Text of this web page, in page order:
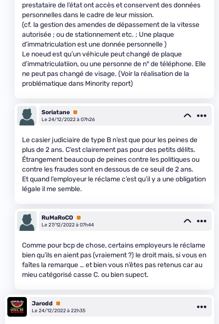
prestataire de l’état ont accès et conservent des données
personnelles dans le cadre de leur mission.
(cf. la gestion des amendes de dépassement de la vitesse
autorisée ; ou de stationnement etc. ; Une plaque
d’immatriculation est une donnée personnelle )
Le noeud est qu’un véhicule peut changé de plaque
d’immatriculatiion, ou une personne de n° de téléphone. Elle
ne peut pas changé de visage. (Voir la réalisation de la
problématique dans Minority report)
Soriatane Premium
Le 24/12/2022 à 07h26
Le casier judiciaire de type B n’est que pour les peines de
plus de 2 ans. C’est clairement pas pour des petits délits.
Étrangement beaucoup de peines contre les politiques ou
contre les fraudes sont en dessous de ce seuil de 2 ans.
Et quand l’employeur le réclame c’est qu’il y a une obligation
légale il me semble.
RuMaRoCO
Premium
Le 27/12/2022 à 07h44
Comme pour bcp de chose, certains employeurs le réclame
bien qu’ils en aient pas (vraiement ?) le droit mais, si vous en
faîtes la remarque … et bien vous n’êtes pas retenus car au
mieu catégorisé casse C. ou bien supect.
Jarodd
Premium
Le 24/12/2022 à 22h35